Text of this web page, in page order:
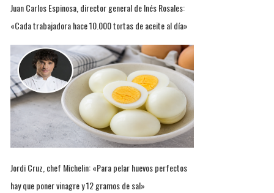
Juan Carlos Espinosa, director general de Inés Rosales:
«Cada trabajadora hace 10.000 tortas de aceite al día»
Jordi Cruz, chef Michelin: «Para pelar huevos perfectos
hay que poner vinagre y 12 gramos de sal»